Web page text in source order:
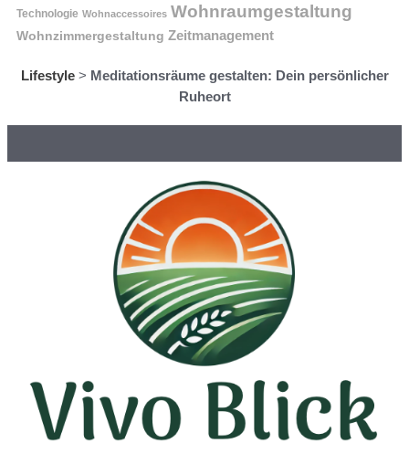
Technologie Wohnaccessoires Wohnraumgestaltung
Wohnzimmergestaltung Zeitmanagement
Lifestyle> Meditationsräume gestalten: Dein persönlicher
Ruheort